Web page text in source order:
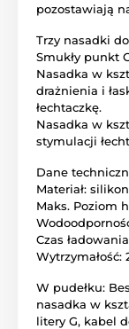
pozostawiają
Trzy nasadki
Smukły punkt
Nasadka w
drażnienia i
łechtaczkę.
Nasadka w
stymulacji
Dane
Materiał:
Maks. Poziom
Czas
Wytrzymałość:
W pudełku:
nasadka w
litery G, kabel